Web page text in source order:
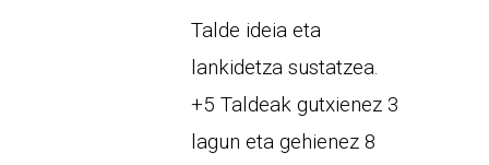
Talde ideia eta
lankidetza sustatzea.
+5 Taldeak gutxienez 3
lagun eta gehienez 8